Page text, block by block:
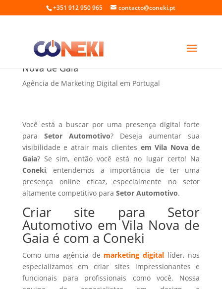
+351 912 950 965 contacto@coneki.pt
Criar site para Setor Automotivo em Vila
Nova de Gaia
Agência de Marketing Digital em Portugal
Você está a buscar por uma presença digital forte
para Setor Automotivo? Deseja aumentar sua
visibilidade e atrair mais clientes em Vila Nova de
Gaia? Se sim, então você está no lugar certo! Na
Coneki, entendemos a importância de ter uma
presença online eficaz, especialmente no setor
altamente competitivo para Setor Automotivo.
Criar site para Setor
Automotivo em Vila Nova de
Gaia é com a Coneki
Como uma agência de marketing digital líder, nos
especializamos em criar sites impressionantes e
funcionais para profissionais como você. Nossa